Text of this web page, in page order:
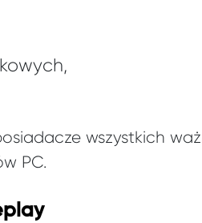
wszystkich
PC.